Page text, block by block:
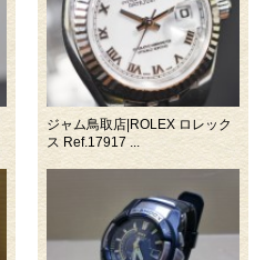
ジャム鳥取店|ROLEX ロレック
ス Ref.17917 ...